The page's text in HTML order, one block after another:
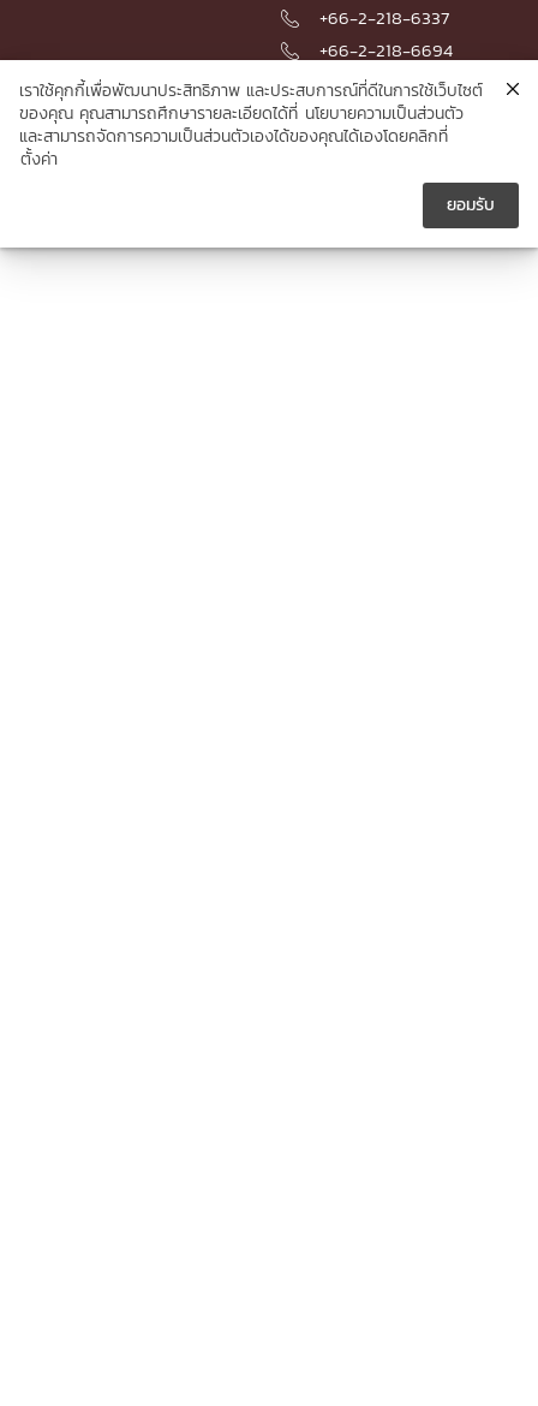

 +66-2-218-6337
 +66-2-218-6694
© 2026 Faculty of Engineering, Chulalongkorn University
เราใช้คุกกี้เพื่อพัฒนาประสิทธิภาพ และประสบการณ์ที่ดีในการใช้เว็บไซต์
ของคุณ คุณสามารถศึกษารายละเอียดได้ที่ นโยบายความเป็นส่วนตัว
และสามารถจัดการความเป็นส่วนตัวเองได้ของคุณได้เองโดยคลิกที่
ตั้งค่า
ยอมรับ